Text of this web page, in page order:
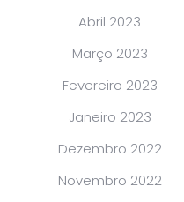
Abril 2023
Março 2023
Fevereiro 2023
Janeiro 2023
Dezembro 2022
Novembro 2022